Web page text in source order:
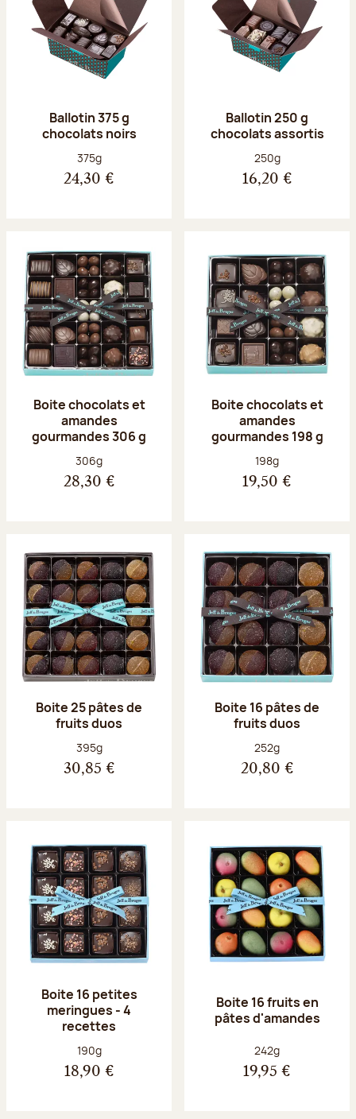
Ballotin 375 g
chocolats noirs
Poids net :
375g
24,30 €
Ballotin 250 g
chocolats assortis
Poids net :
250g
16,20 €
Boite chocolats et
amandes
gourmandes 306 g
Poids net :
306g
28,30 €
Boite chocolats et
amandes
gourmandes 198 g
Poids net :
198g
19,50 €
Boite 25 pâtes de
fruits duos
Poids net :
395g
30,85 €
Boite 16 pâtes de
fruits duos
Poids net :
252g
20,80 €
Boite 16 petites
meringues - 4
recettes
Poids net :
190g
18,90 €
Boite 16 fruits en
pâtes d'amandes
Poids net :
242g
19,95 €